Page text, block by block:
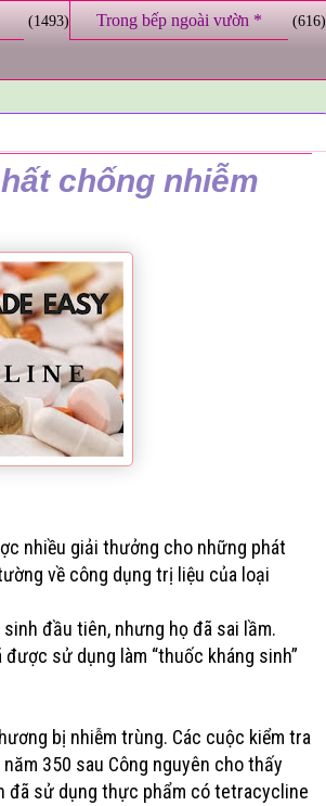
(1493) Trong bếp ngoài vườn * (616)
chống nhiễm
nhiều giải thưởng cho những phát
về công dụng trị liệu của loại
đầu tiên, nhưng họ đã sai lầm.
sử dụng làm “thuốc kháng sinh”
bị nhiễm trùng. Các cuộc kiểm tra
350 sau Công nguyên cho thấy
đã sử dụng thực phẩm có tetracycline